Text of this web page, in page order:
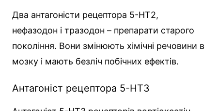
Два антагоністи рецептора 5-HT2,
нефазодон і тразодон – препарати старого
покоління. Вони змінюють хімічні речовини в
мозку і мають безліч побічних ефектів.
Антагоніст рецептора 5-HT3